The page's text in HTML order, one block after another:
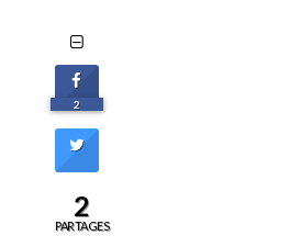
2
2
PARTAGES